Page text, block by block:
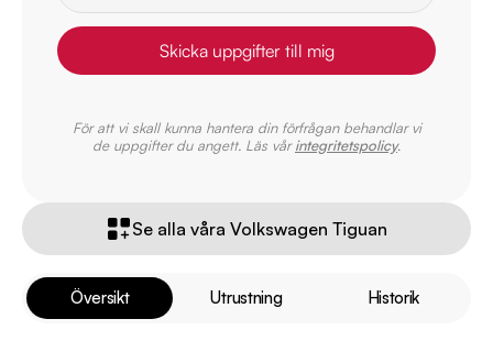
Översikt Utrustning Historik
Skicka uppgifter till mig
För att vi skall kunna hantera din förfrågan behandlar vi
de uppgifter du angett. Läs vårintegritetspolicy.
Se alla våra Volkswagen Tiguan